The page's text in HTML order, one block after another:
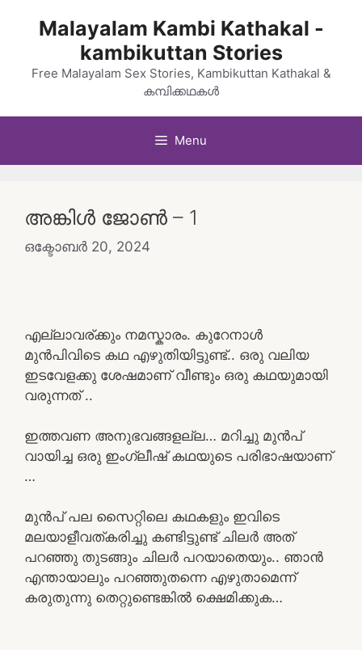
Malayalam Kambi Kathakal -
kambikuttan Stories
Free Malayalam Sex Stories, Kambikuttan Kathakal &
കമ്പിക്കഥകൾ
Menu
അങ്കിൾ ജോൺ – 1
ഒക്ടോബർ 20, 2024
എല്ലാവര്ക്കും നമസ്കാരം. കുറേനാൾ
മുൻപിവിടെ കഥ എഴുതിയിട്ടുണ്ട്.. ഒരു വലിയ
ഇടവേളക്കു ശേഷമാണ് വീണ്ടും ഒരു കഥയുമായി
വരുന്നത് ..
ഇത്തവണ അനുഭവങ്ങളല്ല… മറിച്ചു മുൻപ്
വായിച്ച ഒരു ഇംഗ്ലീഷ് കഥയുടെ പരിഭാഷയാണ്
…
മുൻപ് പല സൈറ്റിലെ കഥകളും ഇവിടെ
മലയാളീവത്കരിച്ചു കണ്ടിട്ടുണ്ട് ചിലർ അത്
പറഞ്ഞു തുടങ്ങും ചിലർ പറയാതെയും.. ഞാൻ
എന്തായാലും പറഞ്ഞുതന്നെ എഴുതാമെന്ന്
കരുതുന്നു തെറ്റുണ്ടെങ്കിൽ ക്ഷെമിക്കുക…